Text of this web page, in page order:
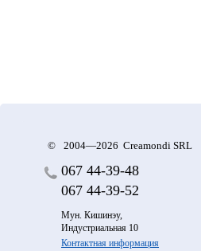
© 2004—2026 Creamondi SRL
067 44-39-48
067 44-39-52
Мун. Кишинэу,
Индустриальная 10
Контактная информация